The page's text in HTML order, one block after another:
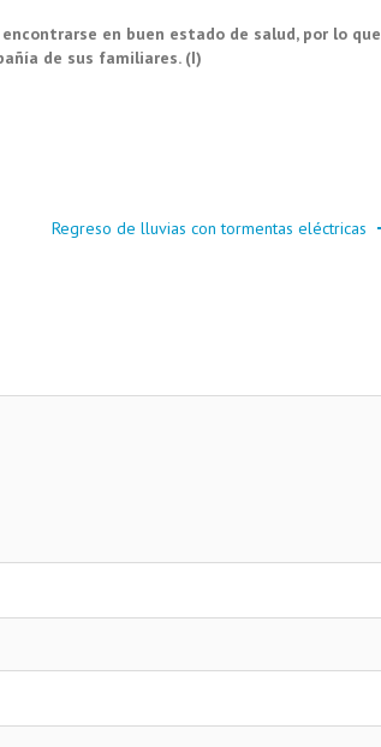
en buen estado de salud, por lo que
de sus familiares. (I)
Regreso de lluvias con tormentas eléctricas